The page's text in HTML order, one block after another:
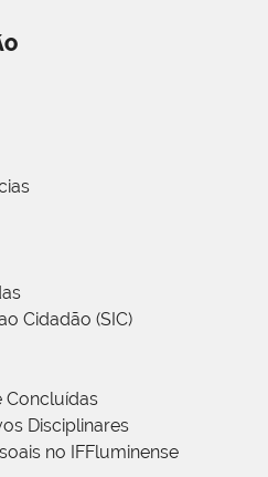
Cidadão (SIC)
Concluídas
Disciplinares
no IFFluminense